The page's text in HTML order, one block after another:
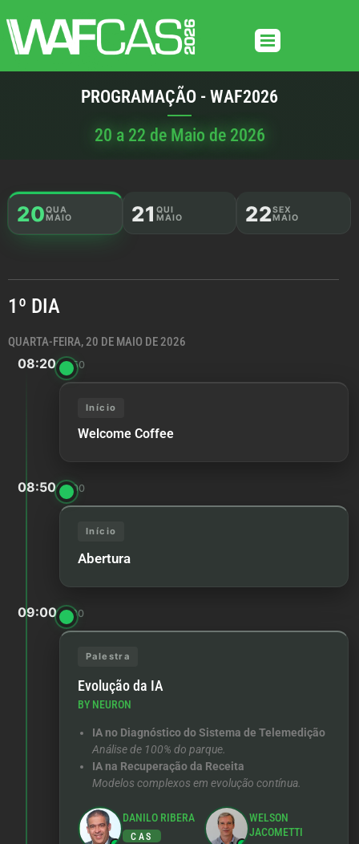
PROGRAMAÇÃO - WAF2026
20 a 22 de Maio de 2026
20QUA
MAIO 21 QUI
MAIO 22SEX
MAIO
1º DIA
QUARTA-FEIRA, 20 DE MAIO DE 2026
08:2008:50
Início
Welcome Coffee
08:5009:00
Início
Abertura
09:0010:30
Palestra
Evolução da IA
BY NEURON
IA no Diagnóstico do Sistema de Telemedição
Análise de 100% do parque.
IA na Recuperação da Receita
Modelos complexos em evolução contínua.
DANILO RIBERA
CAS
WELSON
JACOMETTI